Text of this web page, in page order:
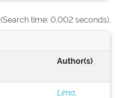
time: 0.002 seconds).
Author(s)
Lima,